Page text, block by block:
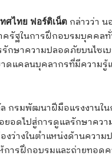
ศไทย ฟอร์ติเน็ตกล่าวว่า น
รัฐในการฝึกอบรมบุคคล
กษาความปลอดภัยบนไซ
แคลนบุคลากรที่มีความรู้
กรมพัฒนาฝีมือแรงงาน
อดไปสู่การดูแลรักษาคว
งว่างในตำแหน่งด้านคว
ห้การฝึกอบรมและถ่ายท